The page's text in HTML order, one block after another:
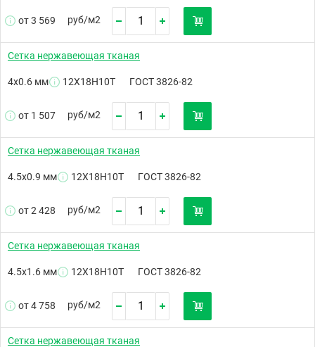
от 3 569 руб/м2
Сетка нержавеющая тканая
4х0.6 мм 12Х18Н10Т ГОСТ 3826-82
от 1 507 руб/м2
Сетка нержавеющая тканая
4.5х0.9 мм 12Х18Н10Т ГОСТ 3826-82
от 2 428 руб/м2
Сетка нержавеющая тканая
4.5х1.6 мм 12Х18Н10Т ГОСТ 3826-82
от 4 758 руб/м2
Сетка нержавеющая тканая